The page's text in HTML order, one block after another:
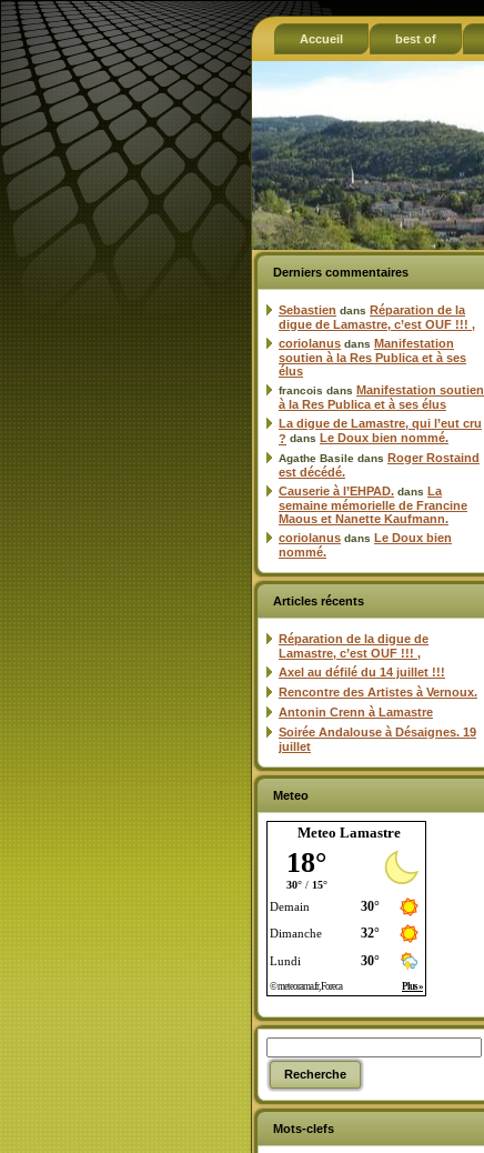
Accueil best of
Derniers commentaires
Sebastien dans Réparation de la
digue de Lamastre, c’est OUF !!! ,
coriolanus dans Manifestation
soutien à la Res Publica et à ses
élus
francois dans Manifestation soutien
à la Res Publica et à ses élus
La digue de Lamastre, qui l’eut cru
? dans Le Doux bien nommé.
Agathe Basile dans Roger Rostaind
est décédé.
Causerie à l’EHPAD. dans La
semaine mémorielle de Francine
Maous et Nanette Kaufmann.
coriolanus dans Le Doux bien
nommé.
Articles récents
Réparation de la digue de
Lamastre, c’est OUF !!! ,
Axel au défilé du 14 juillet !!!
Rencontre des Artistes à Vernoux.
Antonin Crenn à Lamastre
Soirée Andalouse à Désaignes. 19
juillet
Meteo
Meteo Lamastre
Mots-clefs